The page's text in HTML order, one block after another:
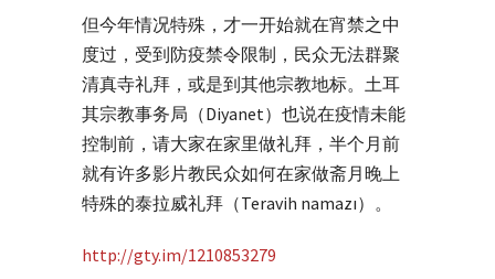
但今年情况特殊，才一开始就在宵禁之中
度过，受到防疫禁令限制，民众无法群聚
清真寺礼拜，或是到其他宗教地标。土耳
其宗教事务局（Diyanet）也说在疫情未能
控制前，请大家在家里做礼拜，半个月前
就有许多影片教民众如何在家做斋月晚上
特殊的泰拉威礼拜（Teravih namazı）。
http://gty.im/1210853279